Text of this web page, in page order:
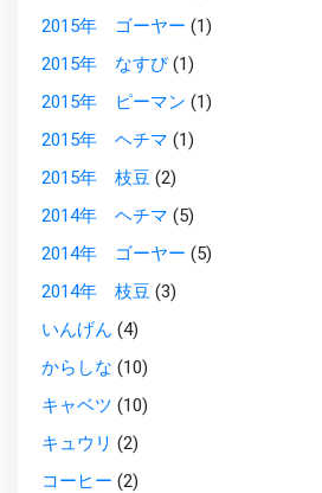
2015年 ゴーヤー (1)
2015年 なすび(1)
2015年 ピーマン (1)
2015年 ヘチマ (1)
2015年 枝豆 (2)
2014年 ヘチマ (5)
2014年 ゴーヤー (5)
2014年 枝豆 (3)
いんげん (4)
からしな (10)
キャベツ (10)
キュウリ (2)
コーヒー (2)